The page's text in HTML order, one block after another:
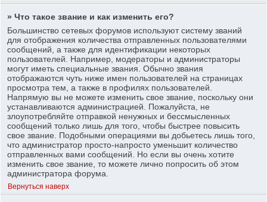
» Что такое звание и как изменить его?
Большинство сетевых форумов используют систему званий
для отображения количества отправленных пользователями
сообщений, а также для идентификации некоторых
пользователей. Например, модераторы и администраторы
могут иметь специальные звания. Обычно звания
отображаются чуть ниже имен пользователей на страницах
просмотра тем, а также в профилях пользователей.
Напрямую вы не можете изменить свое звание, поскольку они
устанавливаются администрацией. Пожалуйста, не
злоупотребляйте отправкой ненужных и бессмысленных
сообщений только лишь для того, чтобы быстрее повысить
свое звание. Подобными операциями вы добьетесь лишь того,
что администратор просто-напросто уменьшит количество
отправленных вами сообщений. Но если вы очень хотите
изменить свое звание, то можете лично попросить об этом
администратора форума.
Вернуться наверх